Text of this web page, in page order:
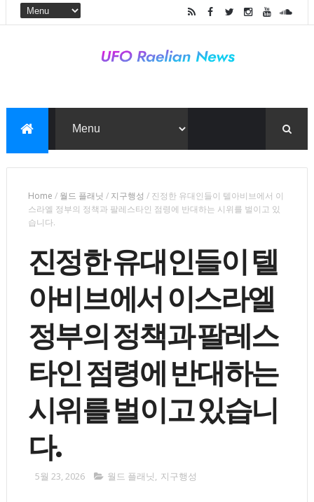
Home / 월드 플래닛 / 지구행성 / 진정한 유대인들이 텔아비브에서 이
스라엘 정부의 정책과 팔레스타인 점령에 반대하는 시위를 벌이고 있
습니다.
진정한 유대인들이 텔
아비브에서 이스라엘
정부의 정책과 팔레스
타인 점령에 반대하는
시위를 벌이고 있습니
다.
5월 23, 2026 월드 플래닛, 지구행성